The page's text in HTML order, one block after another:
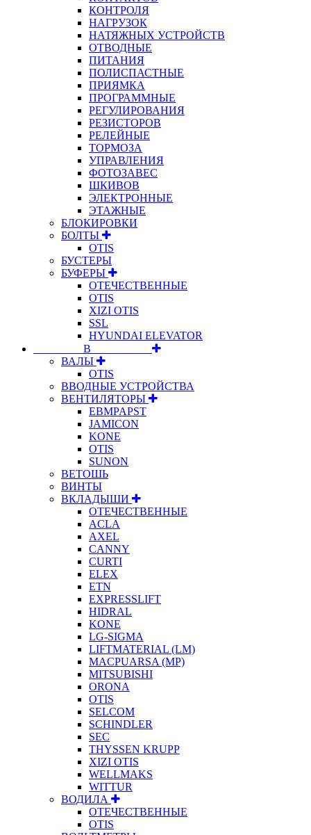
КОНТРОЛЯ
НАГРУЗОК
НАТЯЖНЫХ УСТРОЙСТВ
ОТВОДНЫЕ
ПИТАНИЯ
ПОЛИСПАСТНЫЕ
ПРИЯМКА
ПРОГРАММНЫЕ
РЕГУЛИРОВАНИЯ
РЕЗИСТОРОВ
РЕЛЕЙНЫЕ
ТОРМОЗА
УПРАВЛЕНИЯ
ФОТОЗАВЕС
ШКИВОВ
ЭЛЕКТРОННЫЕ
ЭТАЖНЫЕ
БЛОКИРОВКИ
БОЛТЫ
OTIS
БУСТЕРЫ
БУФЕРЫ
ОТЕЧЕСТВЕННЫЕ
OTIS
XIZI OTIS
SSL
HYUNDAI ELEVATOR
⠀⠀⠀⠀⠀⠀В⠀⠀⠀⠀⠀⠀⠀
ВАЛЫ
OTIS
ВВОДНЫЕ УСТРОЙСТВА
ВЕНТИЛЯТОРЫ
EBMPAPST
JAMICON
KONE
OTIS
SUNON
ВЕТОШЬ
ВИНТЫ
ВКЛАДЫШИ
ОТЕЧЕСТВЕННЫЕ
ACLA
AXEL
CANNY
CURTI
ELEX
ETN
EXPRESSLIFT
HIDRAL
KONE
LG-SIGMA
LIFTMATERIAL (LM)
MACPUARSA (MP)
MITSUBISHI
ORONA
OTIS
SELCOM
SCHINDLER
SEC
THYSSEN KRUPP
XIZI OTIS
WELLMAKS
WITTUR
ВОДИЛА
ОТЕЧЕСТВЕННЫЕ
OTIS